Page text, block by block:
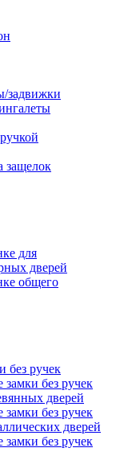
задвижки
защелок
для
дверей
общего
без ручек
замки без ручек
дверей
замки без ручек
дверей
замки без ручек